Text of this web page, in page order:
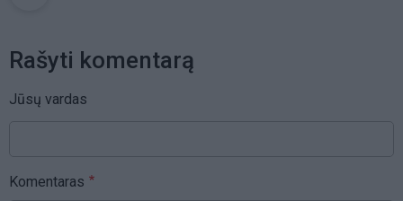
Rašyti komentarą
Jūsų vardas
Komentaras